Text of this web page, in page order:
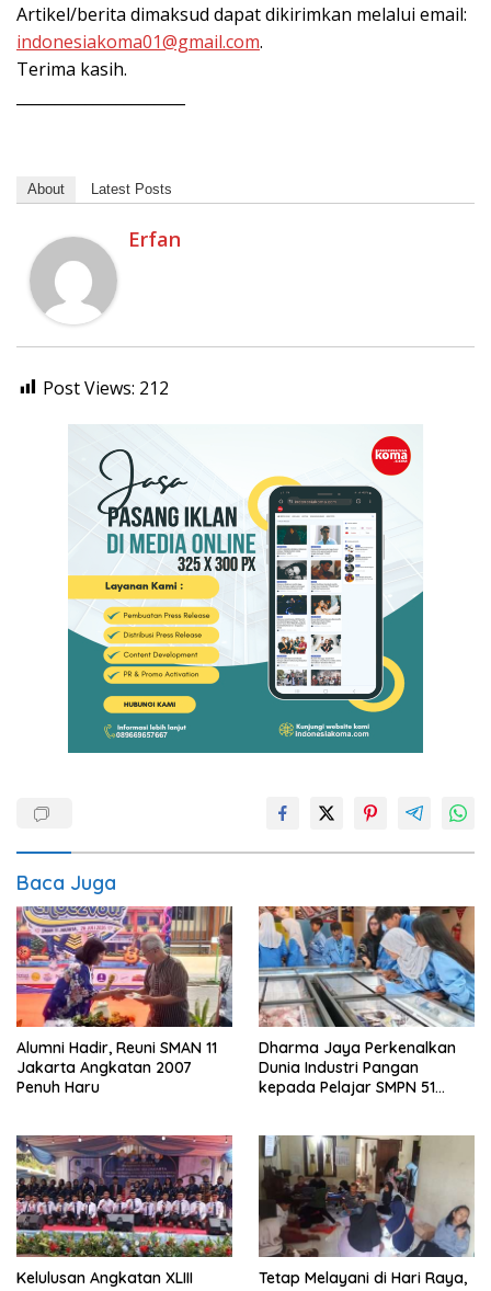
Artikel/berita dimaksud dapat dikirimkan melalui email:
indonesiakoma01@gmail.com.
Terima kasih.
About Latest Posts
Erfan
Post Views: 212
Baca Juga
Alumni Hadir, Reuni SMAN 11
Jakarta Angkatan 2007
Penuh Haru
Dharma Jaya Perkenalkan
Dunia Industri Pangan
kepada Pelajar SMPN 51
Kelulusan Angkatan XLIII
Tetap Melayani di Hari Raya,